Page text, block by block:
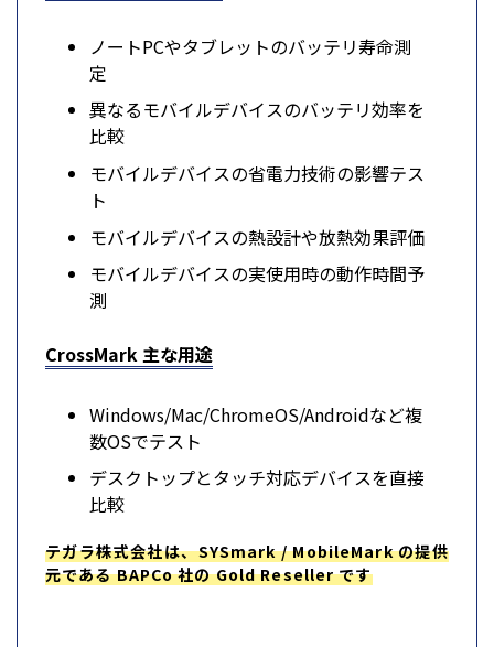
ノートPCやタブレットのバッテリ寿命測
定
異なるモバイルデバイスのバッテリ効率を
比較
モバイルデバイスの省電力技術の影響テス
ト
モバイルデバイスの熱設計や放熱効果評価
モバイルデバイスの実使用時の動作時間予
測
CrossMark 主な用途
Windows/Mac/ChromeOS/Androidなど複
数OSでテスト
デスクトップとタッチ対応デバイスを直接
比較
テガラ株式会社は、SYSmark / MobileMark の提供
元である BAPCo 社の Gold Reseller です